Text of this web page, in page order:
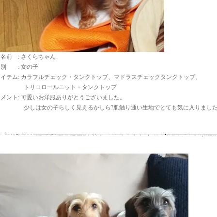
前 : さくらちゃん
別 : 女の子
テム: カラフルチェック・タンクトップ、マドラスチェックタンクトップ、
リコロールニット・タンクトップ
ント: 可愛いお洋服ありがとうございました。
しは女の子らしく見えるかしら?肌触り通い生地でとても気に入りまし